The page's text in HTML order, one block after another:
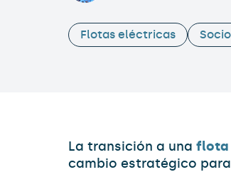
Flotas eléctricas
La transición a una flota
cambio estratégico